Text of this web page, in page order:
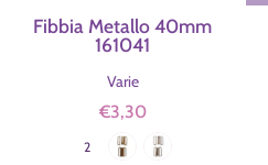
Fibbia Metallo 40mm
161041
Varie
€3,30
Colore
2
Oro